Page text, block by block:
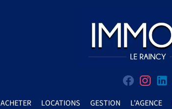
ACHETER LOCATIONS GESTION L'AGENCE